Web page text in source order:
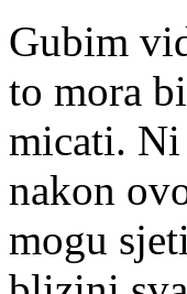
Gubim
to mora
micati. Ni
nakon
mogu